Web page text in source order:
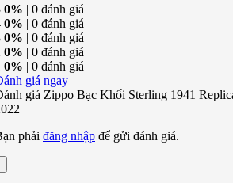
0% | 0 đánh giá
0% | 0 đánh giá
0% | 0 đánh giá
0% | 0 đánh giá
0% | 0 đánh giá
giá ngay
giá Zippo Bạc Khối Sterling 1941
phải đăng nhập để gửi đánh giá.